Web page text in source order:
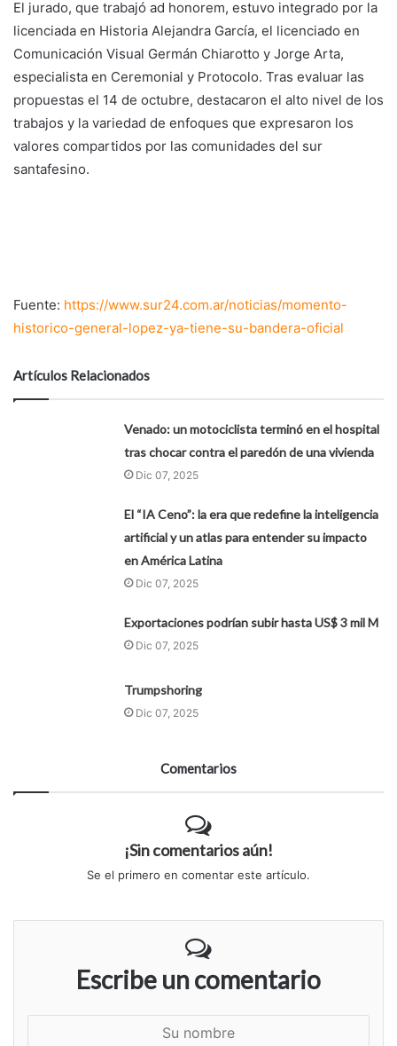
El jurado, que trabajó ad honorem, estuvo integrado por la
licenciada en Historia Alejandra García, el licenciado en
Comunicación Visual Germán Chiarotto y Jorge Arta,
especialista en Ceremonial y Protocolo. Tras evaluar las
propuestas el 14 de octubre, destacaron el alto nivel de los
trabajos y la variedad de enfoques que expresaron los
valores compartidos por las comunidades del sur
santafesino.
Fuente: https://www.sur24.com.ar/noticias/momento-
historico-general-lopez-ya-tiene-su-bandera-oficial
Artículos Relacionados
Venado: un motociclista terminó en el hospital
tras chocar contra el paredón de una vivienda
Dic 07, 2025
El “IA Ceno”: la era que redefine la inteligencia
artificial y un atlas para entender su impacto
en América Latina
Dic 07, 2025
Exportaciones podrían subir hasta US$ 3 mil M
Dic 07, 2025
Trumpshoring
Dic 07, 2025
Comentarios
¡Sin comentarios aún!
Se el primero en comentar este artículo.
Escribe un comentario